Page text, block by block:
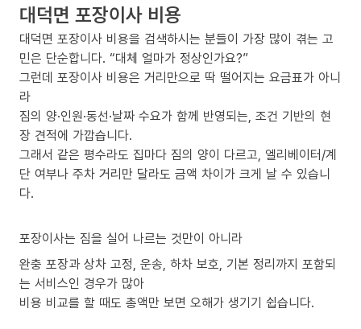
대덕면 포장이사 비용
대덕면 포장이사 비용을 검색하시는 분들이 가장 많이 겪는 고
민은 단순합니다. “대체 얼마가 정상인가요?”
그런데 포장이사 비용은 거리만으로 딱 떨어지는 요금표가 아니
라
짐의 양·인원·동선·날짜 수요가 함께 반영되는, 조건 기반의 현
장 견적에 가깝습니다.
그래서 같은 평수라도 집마다 짐의 양이 다르고, 엘리베이터/계
단 여부나 주차 거리만 달라도 금액 차이가 크게 날 수 있습니
다.
포장이사는 짐을 실어 나르는 것만이 아니라
완충 포장과 상차 고정, 운송, 하차 보호, 기본 정리까지 포함되
는 서비스인 경우가 많아
비용 비교를 할 때도 총액만 보면 오해가 생기기 쉽습니다.